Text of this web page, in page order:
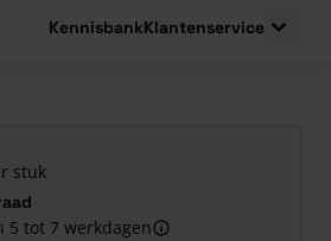
KennisbankKlantenservice
stuk
5 tot 7 werkdagen